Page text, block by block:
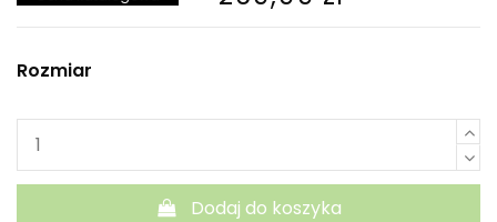
Rozmiar
Dodaj do koszyka